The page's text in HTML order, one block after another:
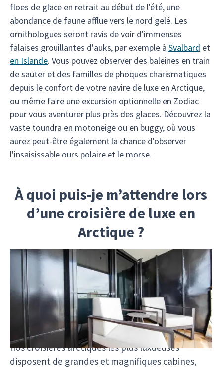
floes de glace en retrait au début de l'été, une
abondance de faune afflue vers le nord gelé. Les
ornithologues seront ravis de voir d'immenses
falaises grouillantes d'auks, par exemple à Svalbard et
en Islande. Vous pouvez observer des baleines en train
de sauter et des familles de phoques charismatiques
depuis le confort de votre navire de luxe en Arctique,
ou même faire une excursion optionnelle en Zodiac
pour vous aventurer plus près des glaces. Découvrez la
vaste toundra en motoneige ou en buggy, où vous
aurez peut-être également la chance d'observer
l'insaisissable ours polaire et le morse.
À quoi puis-je m’attendre lors
d’une croisière de luxe en
Arctique ?
Vous pouvez vous attendre à un service et à des
prestations exclusives de première classe, avec
tout ce que cela implique. Les croisières de luxe
en Arctique représentent l’expérience de voyage
ultime pour votre aventure dans l’un des derniers
biotopes préservés de la planète. Les navires de
nos croisières arctiques les plus luxueuses
disposent de grandes et magnifiques cabines,